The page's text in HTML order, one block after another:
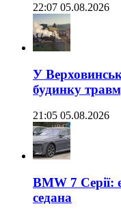
22:07 05.08.2026
У
будинку
21:05 05.08.2026
BMW 7 Серії:
седана